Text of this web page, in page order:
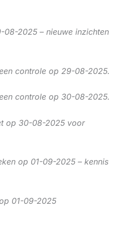
2025 – nieuwe inzichten
controle op 29-08-2025.
controle op 30-08-2025.
op 30-08-2025 voor
op 01-09-2025 – kennis
01-09-2025